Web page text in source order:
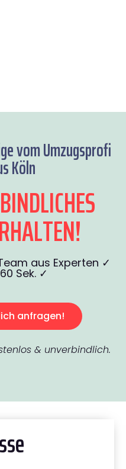
vom Umzugsprofi
Köln
aus Experten ✓
Sek. ✓
anfragen!
& unverbindlich.